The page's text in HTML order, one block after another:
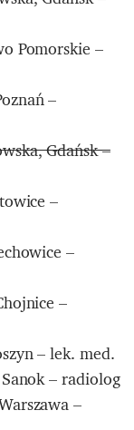
Pomorskie –
–
Gdańsk –
–
–
–
– lek. med.
– radiolog
–